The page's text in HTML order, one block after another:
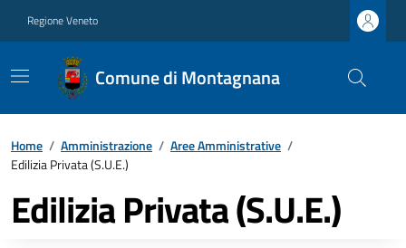
Regione Veneto
Comune di Montagnana
Home / Amministrazione / Aree Amministrative /
Edilizia Privata (S.U.E.)
Edilizia Privata (S.U.E.)